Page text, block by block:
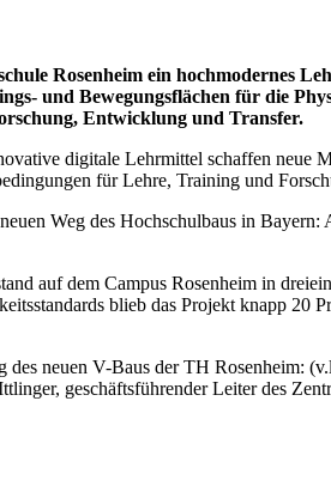
Rosenheim ein hochmodernes
und Bewegungsflächen für die
Entwicklung und Transfer.
digitale Lehrmittel schaffen neue
für Lehre, Training und
Weg des Hochschulbaus in
auf dem Campus Rosenheim in
blieb das Projekt knapp 20
des neuen V-Baus der TH
geschäftsführender Leiter des